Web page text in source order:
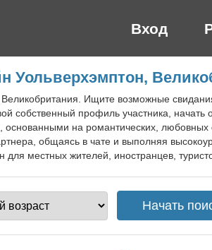
Вход
Уольверхэмптон,
Ищите возможные
собственный профиль участника, начать
на романтических,
общаясь в чате и выполняя
для местных жителей, иностранцев,